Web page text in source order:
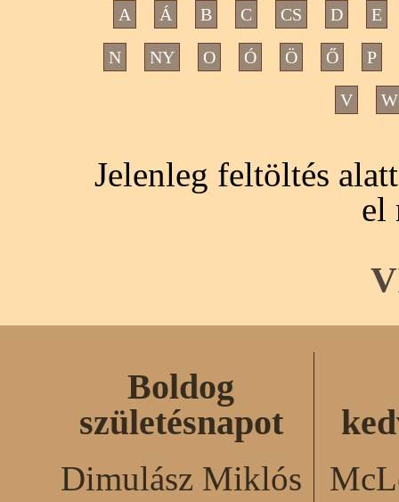
A Á B C CS D E
N NY O Ó Ö Ő P
V W
Jelenleg feltöltés
el
Boldog
születésnapot
Dimulász Miklós